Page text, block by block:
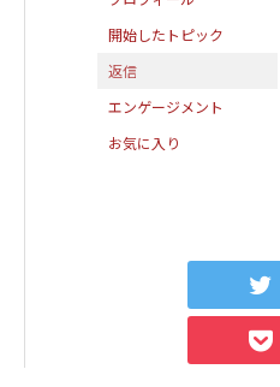
開始したトピック
返信
エンゲージメント
お気に入り